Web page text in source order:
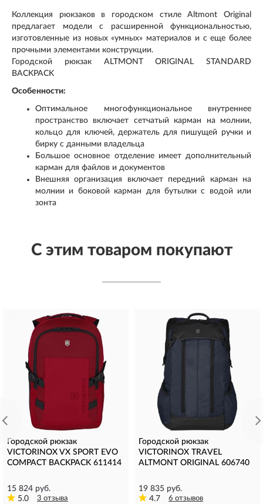
Коллекция рюкзаков в городском стиле Altmont Original
предлагает модели с расширенной функциональностью,
изготовленные из новых «умных» материалов и с еще более
прочными элементами конструкции.
Городской рюкзак ALTMONT ORIGINAL STANDARD
BACKPACK
Особенности:
Оптимальное многофункциональное внутреннее
пространство включает сетчатый карман на молнии,
кольцо для ключей, держатель для пишущей ручки и
бирку с данными владельца
Большое основное отделение имеет дополнительный
карман для файлов и документов
Внешняя организация включает передний карман на
молнии и боковой карман для бутылки с водой или
зонта
С этим товаром покупают
Городской рюкзак
VICTORINOX VX SPORT EVO
COMPACT BACKPACK 611414
15 824 руб.
5.0
3 отзыва
Городской рюкзак
VICTORINOX TRAVEL
ALTMONT ORIGINAL 606740
19 835 руб.
4.7
6 отзывов